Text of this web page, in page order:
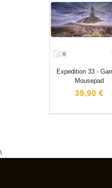
Expedition 33 -
Mousepad
39,90 €
\